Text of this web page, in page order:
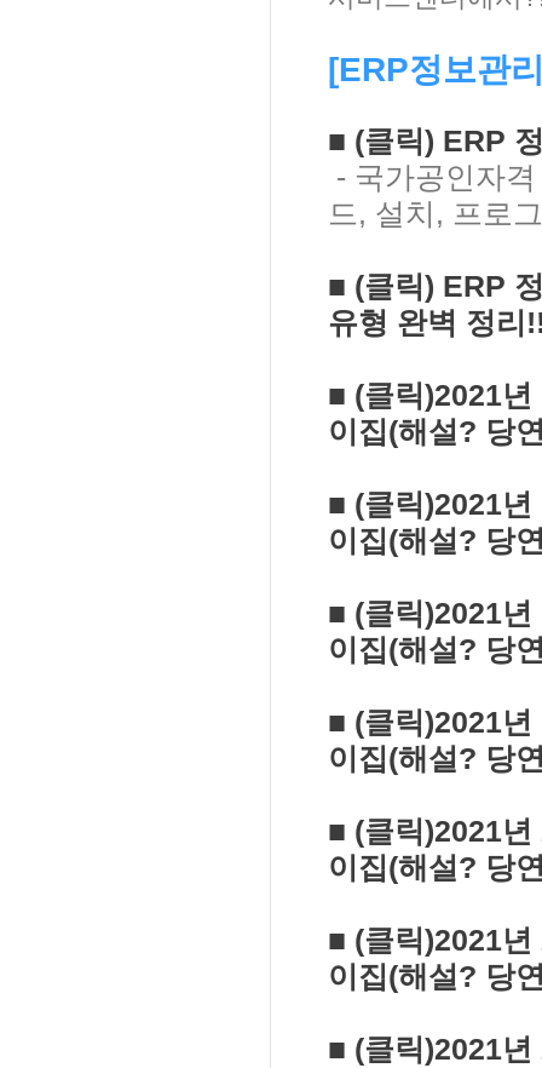
[ERP정보관
■ (클릭) ERP
- 국가공인자
드, 설치, 프로
■ (클릭) ERP
유형 완벽 정리
■ (클릭)2021년
이집(해설? 당
■ (클릭)2021
이집(해설? 당
■ (클릭)2021
이집(해설? 당
■ (클릭)2021
이집(해설? 당
■ (클릭)2021
이집(해설? 당
■ (클릭)2021
이집(해설? 당
■ (클릭)2021